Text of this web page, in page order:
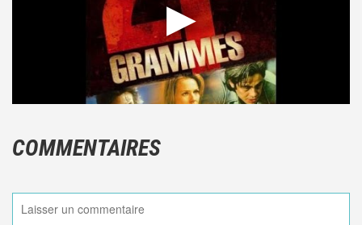
COMMENTAIRES